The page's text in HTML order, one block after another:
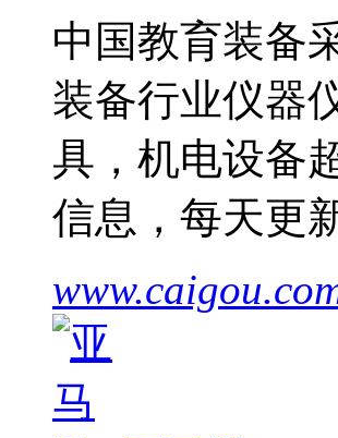
中国教育装备
装备行业仪器
具，机电设备
信息，每天更